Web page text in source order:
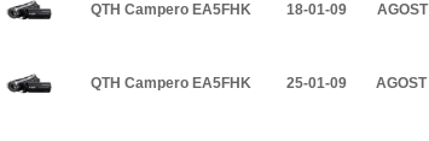
QTH Campero EA5FHK 18-01-09
QTH Campero EA5FHK 25-01-09